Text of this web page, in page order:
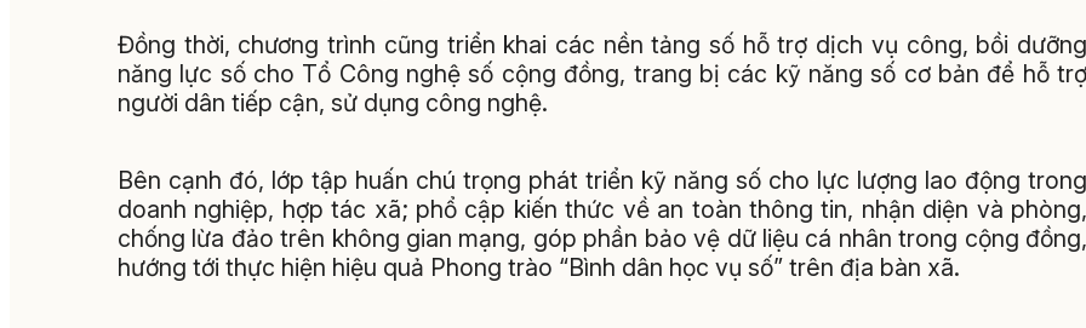
Đồng thời, chương trình cũng triển khai các nền tảng số hỗ trợ dịch vụ công, bồi dưỡng
năng lực số cho Tổ Công nghệ số cộng đồng, trang bị các kỹ năng số cơ bản để hỗ trợ
người dân tiếp cận, sử dụng công nghệ.
Bên cạnh đó, lớp tập huấn chú trọng phát triển kỹ năng số cho lực lượng lao động trong
doanh nghiệp, hợp tác xã; phổ cập kiến thức về an toàn thông tin, nhận diện và phòng,
chống lừa đảo trên không gian mạng, góp phần bảo vệ dữ liệu cá nhân trong cộng đồng,
hướng tới thực hiện hiệu quả Phong trào “Bình dân học vụ số” trên địa bàn xã.